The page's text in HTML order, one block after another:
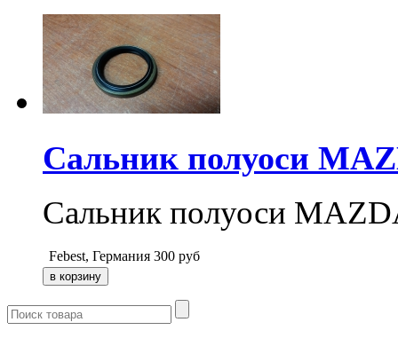
Сальник полуоси
Сальник полуоси
Febest, Германия 300 руб